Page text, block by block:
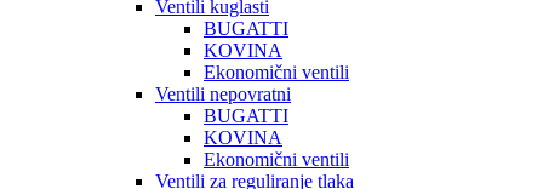
Ventili kuglasti
BUGATTI
KOVINA
Ekonomični ventili
Ventili nepovratni
BUGATTI
KOVINA
Ekonomični ventili
Ventili za reguliranje tlaka